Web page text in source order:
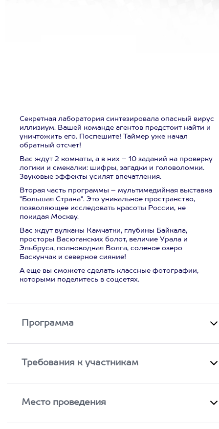
Секретная лаборатория синтезировала опасный вирус
иллизиум. Вашей команде агентов предстоит найти и
уничтожить его. Поспешите! Таймер уже начал
обратный отсчет!
Вас ждут 2 комнаты, а в них – 10 заданий на проверку
логики и смекалки: шифры, загадки и головоломки.
Звуковые эффекты усилят впечатления.
Вторая часть программы – мультимедийная выставка
"Большая Страна". Это уникальное пространство,
позволяющее исследовать красоты России, не
покидая Москву.
Вас ждут вулканы Камчатки, глубины Байкала,
просторы Васюганских болот, величие Урала и
Эльбруса, полноводная Волга, соленое озеро
Баскунчак и северное сияние!
А еще вы сможете сделать классные фотографии,
которыми поделитесь в соцсетях.
Программа
Требования к участникам
Место проведения